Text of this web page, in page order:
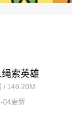
索英雄
/ 146.20M
04更新